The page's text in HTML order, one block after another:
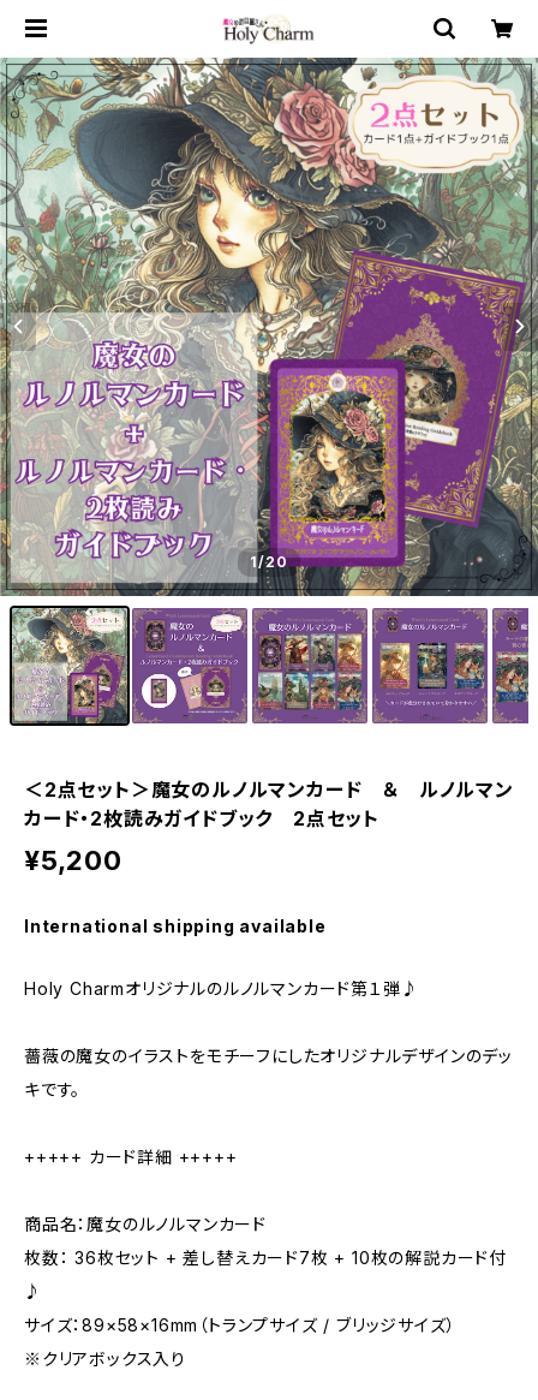
1/20
＜2点セット＞魔女のルノルマンカード ＆ ルノルマン
カード・2枚読みガイドブック 2点セット
¥5,200
International shipping available
Holy Charmオリジナルのルノルマンカード第１弾♪
薔薇の魔女のイラストをモチーフにしたオリジナルデザインのデッ
キです。
+++++ カード詳細 +++++
商品名：魔女のルノルマンカード
枚数： 36枚セット + 差し替えカード7枚 + 10枚の解説カード付
♪
サイズ：89×58×16mm（トランプサイズ / ブリッジサイズ）
※クリアボックス入り